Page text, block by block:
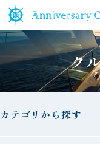
ク
カテゴリから探す